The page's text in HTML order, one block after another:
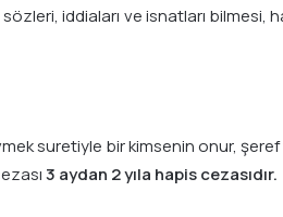
iddiaları ve isnatları bilmesi,
suretiyle bir kimsenin onur, şeref
3 aydan 2 yıla hapis cezasıdır.